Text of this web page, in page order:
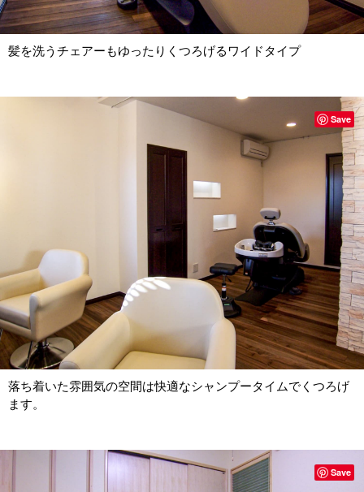
髪を洗うチェアーもゆったりくつろげるワイドタイプ
落ち着いた雰囲気の空間は快適なシャンプータイムでくつろげ
ます。
Save
Save